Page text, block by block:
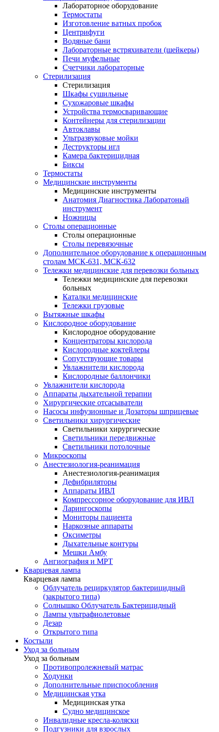
Лабораторное оборудование
Термостаты
Изготовление ватных пробок
Центрифуги
Водяные бани
Лабораторные встряхиватели (шейкеры)
Печи муфельные
Счетчики лабораторные
Стерилизация
Стерилизация
Шкафы сушильные
Сухожаровые шкафы
Устройства термосваривающие
Контейнеры для стерилизации
Автоклавы
Ультразвуковые мойки
Деструкторы игл
Камера бактерицидная
Биксы
Термостаты
Медицинские инструменты
Медицинские инструменты
Анатомия Диагностика Лаборатоный
инструмент
Ножницы
Столы операционные
Столы операционные
Столы перевязочные
Дополнительное оборудование к операционным
столам МСК-631, МСК-632
Тележки медицинские для перевозки больных
Тележки медицинские для перевозки
больных
Каталки медицинские
Тележки грузовые
Вытяжные шкафы
Кислородное оборудование
Кислородное оборудование
Концентраторы кислорода
Кислородные коктейлеры
Сопутствующие товары
Увлажнители кислорода
Кислородные баллончики
Увлажнители кислорода
Аппараты дыхательной терапии
Хирургические отсасыватели
Насосы инфузионные и Дозаторы шприцевые
Светильники хирургические
Светильники хирургические
Светильники передвижные
Светильники потолочные
Микроскопы
Анестезиология-реанимация
Анестезиология-реанимация
Дефибриляторы
Аппараты ИВЛ
Компрессорное оборудование для ИВЛ
Ларингоскопы
Мониторы пациента
Наркозные аппараты
Оксиметры
Дыхательные контуры
Мешки Амбу
Ангиография и МРТ
Кварцевая лампа
Кварцевая лампа
Облучатель рециркулятор бактерицидный
(закрытого типа)
Солнышко Облучатель Бактерицидный
Лампы ультрафиолетовые
Дезар
Открытого типа
Костыли
Уход за больным
Уход за больным
Противопролежневый матрас
Ходунки
Дополнительные приспособления
Медицинская утка
Медицинская утка
Судно медицинское
Инвалидные кресла-коляски
Подгузники для взрослых